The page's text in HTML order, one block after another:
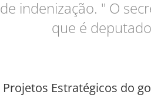
indenização. " O
que é
Estratégicos do